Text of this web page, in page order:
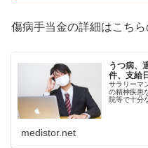
傷病手当金の詳細はこちら
うつ病、
件、支給
サラリーマ
の精神疾患
院等で十分
medistor.net